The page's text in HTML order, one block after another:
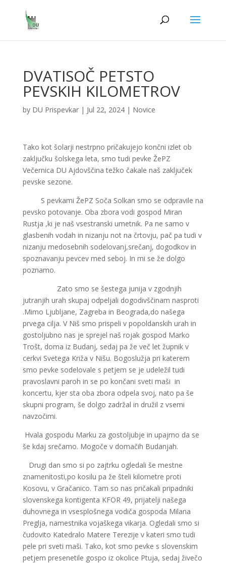
DVATISOČ PETSTO
PEVSKIH KILOMETROV
by DU Prispevkar| Jul 22, 2024| Novice
Tako kot šolarji nestrpno pričakujejo končni izlet ob
zaključku šolskega leta, smo tudi pevke ŽePZ
Večernica DU Ajdovščina težko čakale naš zaključek
pevske sezone.
S pevkami ŽePZ Soča Solkan smo se odpravile na
pevsko potovanje. Oba zbora vodi gospod Miran
Rustja ,ki je naš vsestranski umetnik. Pa ne samo v
glasbenih vodah in nizanju not na črtovju, pač pa tudi v
nizanju medosebnih sodelovanj,srečanj, dogodkov in
spoznavanju pevcev med seboj. In mi se že dolgo
poznamo.
Zato smo se šestega junija v zgodnjih
jutranjih urah skupaj odpeljali dogodivščinam nasproti
.Mimo Ljubljane, Zagreba in Beograda,do našega
prvega cilja. V Niš smo prispeli v popoldanskih urah in
gostoljubno nas je sprejel naš rojak gospod Marko
Trošt, doma iz Budanj, sedaj pa že več let župnik v
cerkvi Svetega Križa v Nišu. Bogoslužja pri katerem
smo pevke sodelovale s petjem se je udeležil tudi
pravoslavni paroh in se po končani sveti maši in
koncertu, kjer sta oba zbora odpela svoj, nato pa še
skupni program, še dolgo zadržal in družil z vsemi
navzočimi.
Hvala gospodu Marku za gostoljubje in upajmo da se
še kdaj srečamo. Mogoče v domačih Budanjah.
Drugi dan smo si po zajtrku ogledali še mestne
znamenitosti,po kosilu pa že šteli kilometre proti
Kosovu, v Gračanico. Tam so nas pričakali pripadniki
slovenskega kontigenta KFOR 49, prijatelji našega
duhovnega in vsesplošnega vodiča gospoda Milana
Preglja, namestnika vojaškega vikarja. Ogledali smo si
čudovito Katedralo Matere Terezije v kateri smo tudi
pele pri sveti maši. Tako, kot smo pevke s slovenskim
petjem presenetile gospo iz okolice Ptuja, sedaj živečo